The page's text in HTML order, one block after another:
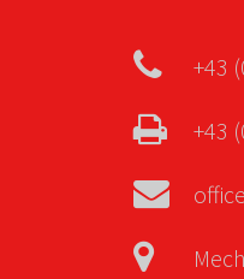
+43
+43